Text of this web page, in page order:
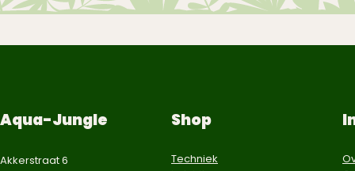
Aqua-Jungle
Akkerstraat 6
Shop
Techniek